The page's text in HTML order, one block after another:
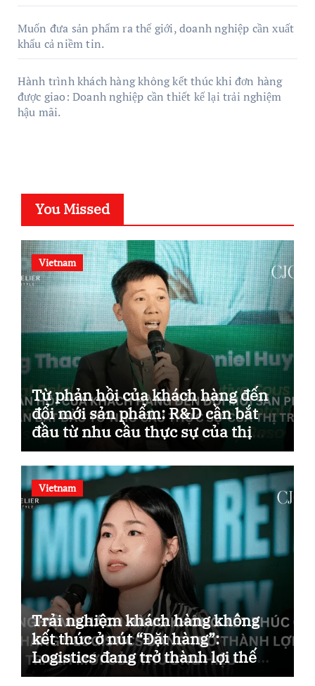
Muốn đưa sản phẩm ra thế giới, doanh nghiệp cần xuất
khẩu cả niềm tin.
Hành trình khách hàng không kết thúc khi đơn hàng
được giao: Doanh nghiệp cần thiết kế lại trải nghiệm
hậu mãi.
You Missed
Vietnam
Từ phản hồi của khách hàng đến
đổi mới sản phẩm: R&D cần bắt
đầu từ nhu cầu thực sự của thị
trường.
Vietnam
Trải nghiệm khách hàng không
kết thúc ở nút “Đặt hàng”:
Logistics đang trở thành lợi thế
cạnh tranh mới của thương hiệu.